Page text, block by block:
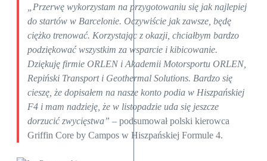
„Przerwę wykorzystam na przygotowaniu się jak najlepiej
do startów w Barcelonie. Oczywiście jak zawsze, będę
ciężko trenować. Korzystając z okazji, chciałbym bardzo
podziękować wszystkim za wsparcie i kibicowanie.
Dziękuję firmie ORLEN i Akademii Motorsportu ORLEN,
Repiński Transport i Geothermal Solutions. Bardzo się
cieszę, że dopisałem na nasze konto podia w Hiszpańskiej
F4 i mam nadzieję, że w listopadzie uda się jeszcze
dorzucić zwycięstwa” – podsumował polski kierowca
Griffin Core by Campos w Hiszpańskiej Formule 4.